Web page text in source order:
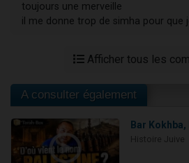
toujours une merveille
il me donne trop de simha pour que
Afficher tous les
A consulter également
Bar